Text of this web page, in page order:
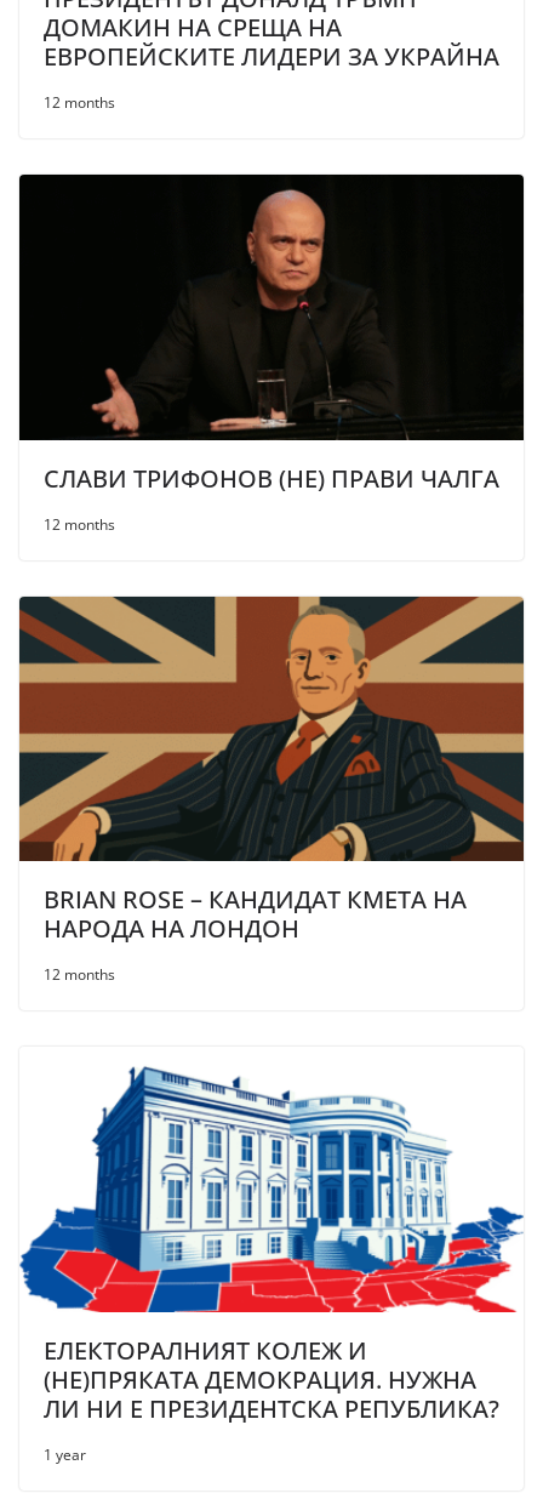
ДОМАКИН НА СРЕЩА НА
ЕВРОПЕЙСКИТЕ ЛИДЕРИ ЗА УКРАЙНА
12 months
СЛАВИ ТРИФОНОВ (НЕ) ПРАВИ ЧАЛГА
12 months
BRIAN ROSE – КАНДИДАТ КМЕТА НА
НАРОДА НА ЛОНДОН
12 months
ЕЛЕКТОРАЛНИЯТ КОЛЕЖ И
(НЕ)ПРЯКАТА ДЕМОКРАЦИЯ. НУЖНА
ЛИ НИ Е ПРЕЗИДЕНТСКА РЕПУБЛИКА?
1 year